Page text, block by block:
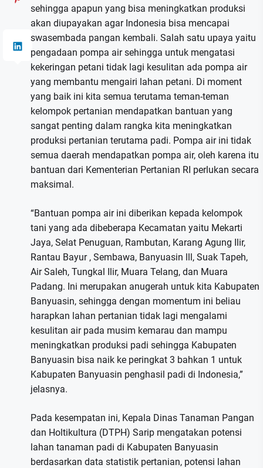
sehingga apapun yang bisa meningkatkan produksi
akan diupayakan agar Indonesia bisa mencapai
swasembada pangan kembali. Salah satu upaya yaitu
pengadaan pompa air sehingga untuk mengatasi
kekeringan petani tidak lagi kesulitan ada pompa air
yang membantu mengairi lahan petani. Di moment
yang baik ini kita semua terutama teman-teman
kelompok pertanian mendapatkan bantuan yang
sangat penting dalam rangka kita meningkatkan
produksi pertanian terutama padi. Pompa air ini tidak
semua daerah mendapatkan pompa air, oleh karena itu
bantuan dari Kementerian Pertanian RI perlukan secara
maksimal.
“Bantuan pompa air ini diberikan kepada kelompok
tani yang ada dibeberapa Kecamatan yaitu Mekarti
Jaya, Selat Penuguan, Rambutan, Karang Agung Ilir,
Rantau Bayur , Sembawa, Banyuasin lll, Suak Tapeh,
Air Saleh, Tungkal Ilir, Muara Telang, dan Muara
Padang. Ini merupakan anugerah untuk kita Kabupaten
Banyuasin, sehingga dengan momentum ini beliau
harapkan lahan pertanian tidak lagi mengalami
kesulitan air pada musim kemarau dan mampu
meningkatkan produksi padi sehingga Kabupaten
Banyuasin bisa naik ke peringkat 3 bahkan 1 untuk
Kabupaten Banyuasin penghasil padi di Indonesia,”
jelasnya.
Pada kesempatan ini, Kepala Dinas Tanaman Pangan
dan Holtikultura (DTPH) Sarip mengatakan potensi
lahan tanaman padi di Kabupaten Banyuasin
berdasarkan data statistik pertanian, potensi lahan